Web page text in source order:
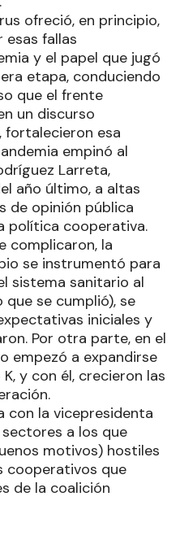
ofreció, en principio,
fallas
y el papel que jugó
etapa, conduciendo
que el frente
un discurso
esa
empinó al
Larreta,
año último, a altas
de opinión pública
política cooperativa.
complicaron, la
se instrumentó para
sistema sanitario al
se cumplió), se
iniciales y
Por otra parte, en el
empezó a expandirse
y con él, crecieron las
con la vicepresidenta
a los que
motivos) hostiles
cooperativos que
de la coalición